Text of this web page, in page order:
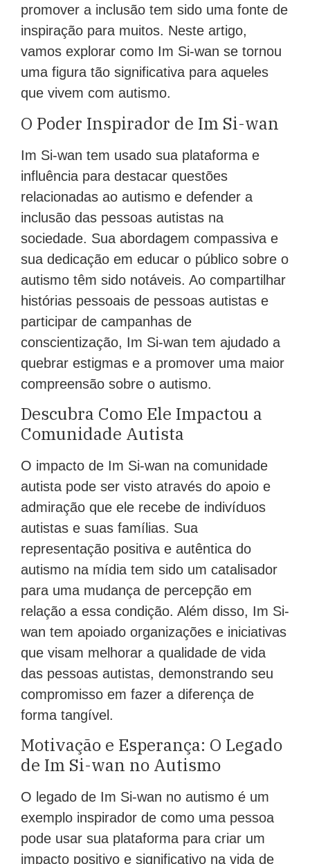
promover a inclusão tem sido uma fonte de
inspiração para muitos. Neste artigo,
vamos explorar como Im Si-wan se tornou
uma figura tão significativa para aqueles
que vivem com autismo.
O Poder Inspirador de Im Si-wan
Im Si-wan tem usado sua plataforma e
influência para destacar questões
relacionadas ao autismo e defender a
inclusão das pessoas autistas na
sociedade. Sua abordagem compassiva e
sua dedicação em educar o público sobre o
autismo têm sido notáveis. Ao compartilhar
histórias pessoais de pessoas autistas e
participar de campanhas de
conscientização, Im Si-wan tem ajudado a
quebrar estigmas e a promover uma maior
compreensão sobre o autismo.
Descubra Como Ele Impactou a
Comunidade Autista
O impacto de Im Si-wan na comunidade
autista pode ser visto através do apoio e
admiração que ele recebe de indivíduos
autistas e suas famílias. Sua
representação positiva e autêntica do
autismo na mídia tem sido um catalisador
para uma mudança de percepção em
relação a essa condição. Além disso, Im Si-
wan tem apoiado organizações e iniciativas
que visam melhorar a qualidade de vida
das pessoas autistas, demonstrando seu
compromisso em fazer a diferença de
forma tangível.
Motivação e Esperança: O Legado
de Im Si-wan no Autismo
O legado de Im Si-wan no autismo é um
exemplo inspirador de como uma pessoa
pode usar sua plataforma para criar um
impacto positivo e significativo na vida de